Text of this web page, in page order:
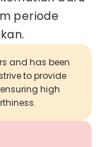
periode
and has been
to provide
high